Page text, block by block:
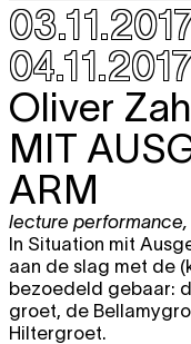
Oliver
MIT
ARM
lecture performance,
In Situation mit
aan de slag met de
bezoedeld gebaar:
groet, de
Hiltergroet.